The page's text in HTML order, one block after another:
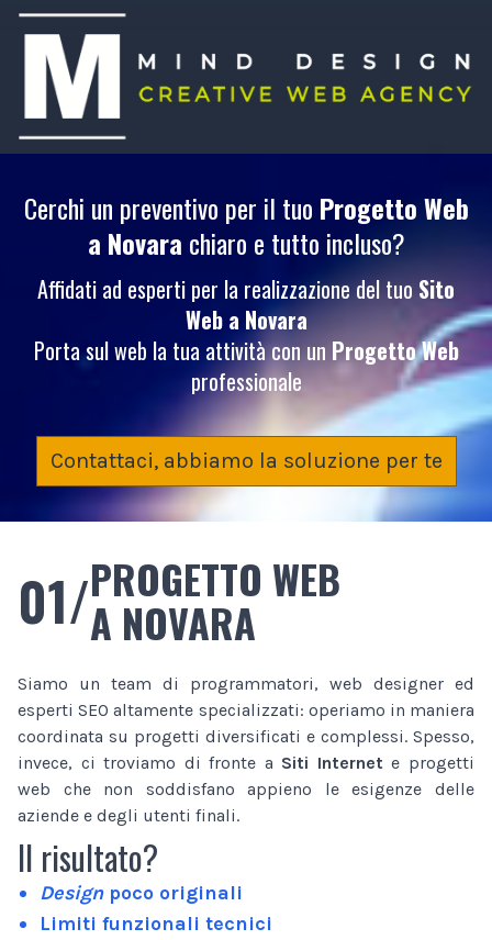
Cerchi un preventivo per il tuo Progetto Web
a Novara chiaro e tutto incluso?
Affidati ad esperti per la realizzazione del tuo Sito
Web a Novara
Porta sul web la tua attività con un Progetto Web
professionale
Contattaci, abbiamo la soluzione per te
01/PROGETTO WEB
A NOVARA
Siamo un team di programmatori, web designer ed
esperti SEO altamente specializzati: operiamo in maniera
coordinata su progetti diversificati e complessi. Spesso,
invece, ci troviamo di fronte a Siti Internet e progetti
web che non soddisfano appieno le esigenze delle
aziende e degli utenti finali.
Il risultato?
Designpoco originali
Limiti funzionali tecnici